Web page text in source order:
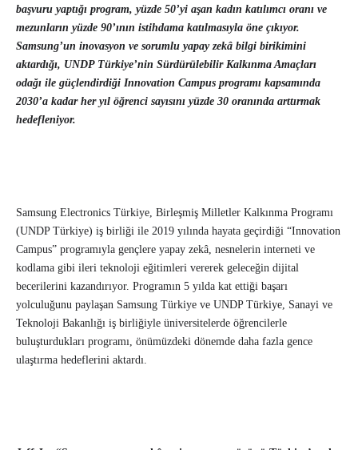
başvuru yaptığı program, yüzde 50’yi aşan kadın katılımcı oranı ve
mezunların yüzde 90’ının istihdama katılmasıyla öne çıkıyor.
Samsung’un inovasyon ve sorumlu yapay zekâ bilgi birikimini
aktardığı, UNDP Türkiye’nin Sürdürülebilir Kalkınma Amaçları
odağı ile güçlendirdiği Innovation Campus programı kapsamında
2030’a kadar her yıl öğrenci sayısını yüzde 30 oranında arttırmak
hedefleniyor.
Samsung Electronics Türkiye, Birleşmiş Milletler Kalkınma Programı
(UNDP Türkiye) iş birliği ile 2019 yılında hayata geçirdiği “Innovation
Campus” programıyla gençlere yapay zekâ, nesnelerin interneti ve
kodlama gibi ileri teknoloji eğitimleri vererek geleceğin dijital
becerilerini kazandırıyor. Programın 5 yılda kat ettiği başarı
yolculuğunu paylaşan Samsung Türkiye ve UNDP Türkiye, Sanayi ve
Teknoloji Bakanlığı iş birliğiyle üniversitelerde öğrencilerle
buluşturdukları programı, önümüzdeki dönemde daha fazla gence
ulaştırma hedeflerini aktardı.